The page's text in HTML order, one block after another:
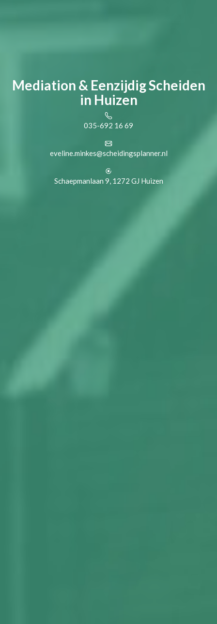
Mediation & Eenzijdig Scheiden
in Huizen
035-692 16 69
eveline.minkes@scheidingsplanner.nl
Schaepmanlaan 9, 1272 GJ Huizen